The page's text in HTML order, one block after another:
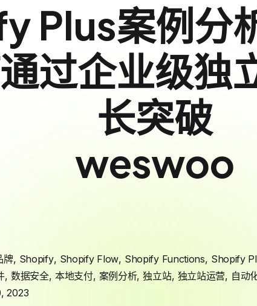
Plus案例分
过企业级独
长突破
weswoo
牌, Shopify, Shopify Flow, Shopify Functions, Shopify
,数据安全, 本地支付, 案例分析,独立站, 独立站运营, 自动
2023